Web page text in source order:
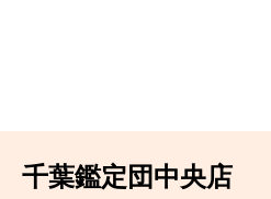
千葉鑑定団中央店